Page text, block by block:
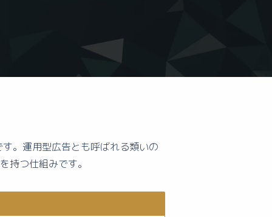
。運用型広告とも呼ばれる類いの
持つ仕組みです。